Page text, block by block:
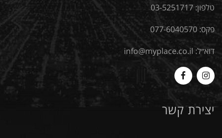
טלפון: 03-5251717
פקס: 077-6040570
דוא״ל: info@myplace.co.il
Myplace
-
Instagram
MyPlace
Facebook
יצירת קשר